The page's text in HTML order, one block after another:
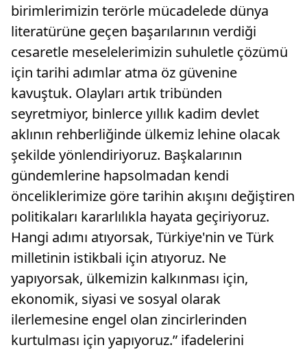
birimlerimizin terörle mücadelede dünya
literatürüne geçen başarılarının verdiği
cesaretle meselelerimizin suhuletle çözümü
için tarihi adımlar atma öz güvenine
kavuştuk. Olayları artık tribünden
seyretmiyor, binlerce yıllık kadim devlet
aklının rehberliğinde ülkemiz lehine olacak
şekilde yönlendiriyoruz. Başkalarının
gündemlerine hapsolmadan kendi
önceliklerimize göre tarihin akışını değiştiren
politikaları kararlılıkla hayata geçiriyoruz.
Hangi adımı atıyorsak, Türkiye'nin ve Türk
milletinin istikbali için atıyoruz. Ne
yapıyorsak, ülkemizin kalkınması için,
ekonomik, siyasi ve sosyal olarak
ilerlemesine engel olan zincirlerinden
kurtulması için yapıyoruz.” ifadelerini